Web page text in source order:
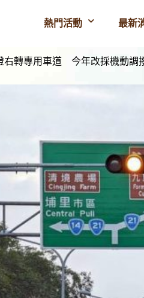
熱門活動 最新
右轉專用車道 今年改採機動調